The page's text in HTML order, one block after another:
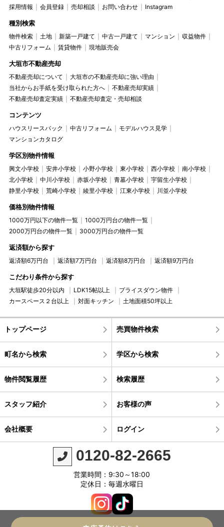
採用情報
会員登録 売却相談 お問い合わせ Instagram
種別検索
物件検索 土地 新築一戸建て 中古一戸建て マンション
収益物件
中古リフォーム
賃貸物件 現地販売会
大垣市不動産売却
不動産売却について
大垣市の不動産売却に強い理由
当社からお手紙を受け取られた方へ
不動産売却実績
不動産売却査定実績
不動産売却査定・売却相談
コンテンツ
ハウスリースバック 中古リフォーム
モデルハウス見学
マンションカタログ
学区別物件情報
興文小学校 安井小学校 小野小学校 東小学校 西小学校
南小学校
北小学校
中川小学校 赤坂小学校 青墓小学校
宇留生小学校
静里小学校
荒崎小学校 綾里小学校 江東小学校 川並小学校
価格別物件情報
1000万円以下の物件一覧
1000万円台の物件一覧
2000万円台の物件一覧
3000万円台の物件一覧
返済額から探す
返済額6万円台 返済額7万円台 返済額8万円台 返済額9万円台
こだわり条件から探す
大垣駅徒歩20分以内 LDK15帖以上
プライスダウン物件
カースペース２台以上
対面キッチン 土地面積50坪以上
トップページ 売買物件検索
町名から検索 学区から検索
物件閲覧履歴 検索履歴
スタッフ紹介 お客様の声
会社概要 ログイン
0120-82-2665
営業時間：9:30～18:00
定休日：毎週水曜日